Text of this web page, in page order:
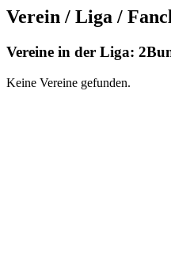
Verein / Liga /
Vereine in der Liga:
Keine Vereine gefunden.